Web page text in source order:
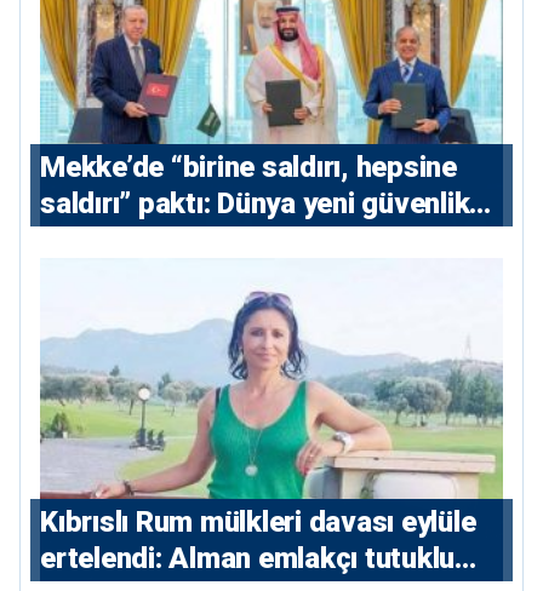
Mekke’de “birine saldırı, hepsine
saldırı” paktı: Dünya yeni güvenlik
Kıbrıslı Rum mülkleri davası eylüle
ertelendi: Alman emlakçı tutuklu